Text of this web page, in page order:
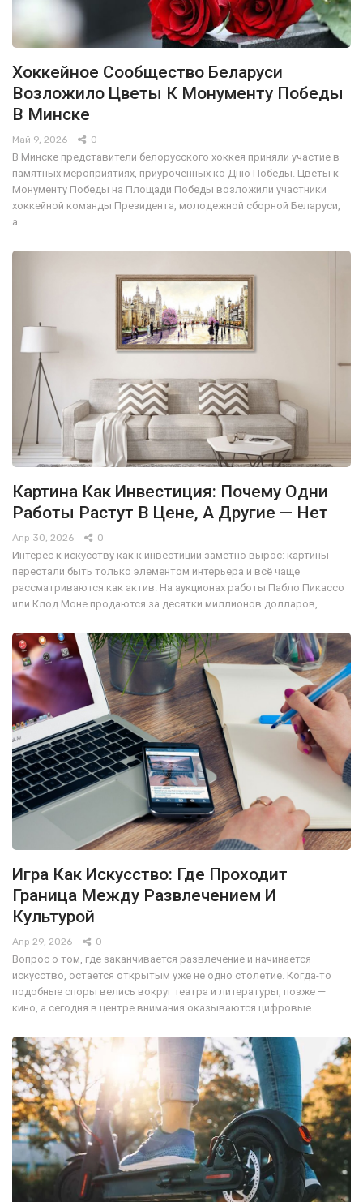
Хоккейное Сообщество Беларуси
Возложило Цветы К Монументу Победы
В Минске
Май 9, 2026 0
В Минске представители белорусского хоккея приняли участие в
памятных мероприятиях, приуроченных ко Дню Победы. Цветы к
Монументу Победы на Площади Победы возложили участники
хоккейной команды Президента, молодежной сборной Беларуси,
а…
Картина Как Инвестиция: Почему Одни
Работы Растут В Цене, А Другие — Нет
Апр 30, 2026 0
Интерес к искусству как к инвестиции заметно вырос: картины
перестали быть только элементом интерьера и всё чаще
рассматриваются как актив. На аукционах работы Пабло Пикассо
или Клод Моне продаются за десятки миллионов долларов,…
Игра Как Искусство: Где Проходит
Граница Между Развлечением И
Культурой
Апр 29, 2026 0
Вопрос о том, где заканчивается развлечение и начинается
искусство, остаётся открытым уже не одно столетие. Когда-то
подобные споры велись вокруг театра и литературы, позже —
кино, а сегодня в центре внимания оказываются цифровые…